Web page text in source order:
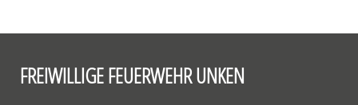
FREIWILLIGE FEUERWEHR UNKEN